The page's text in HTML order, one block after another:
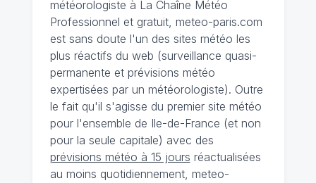
météorologiste à La Chaîne Météo
Professionnel et gratuit, meteo-paris.com
est sans doute l'un des sites météo les
plus réactifs du web (surveillance quasi-
permanente et prévisions météo
expertisées par un météorologiste). Outre
le fait qu'il s'agisse du premier site météo
pour l'ensemble de Ile-de-France (et non
pour la seule capitale) avec des
prévisions météo à 15 jours réactualisées
au moins quotidiennement, meteo-